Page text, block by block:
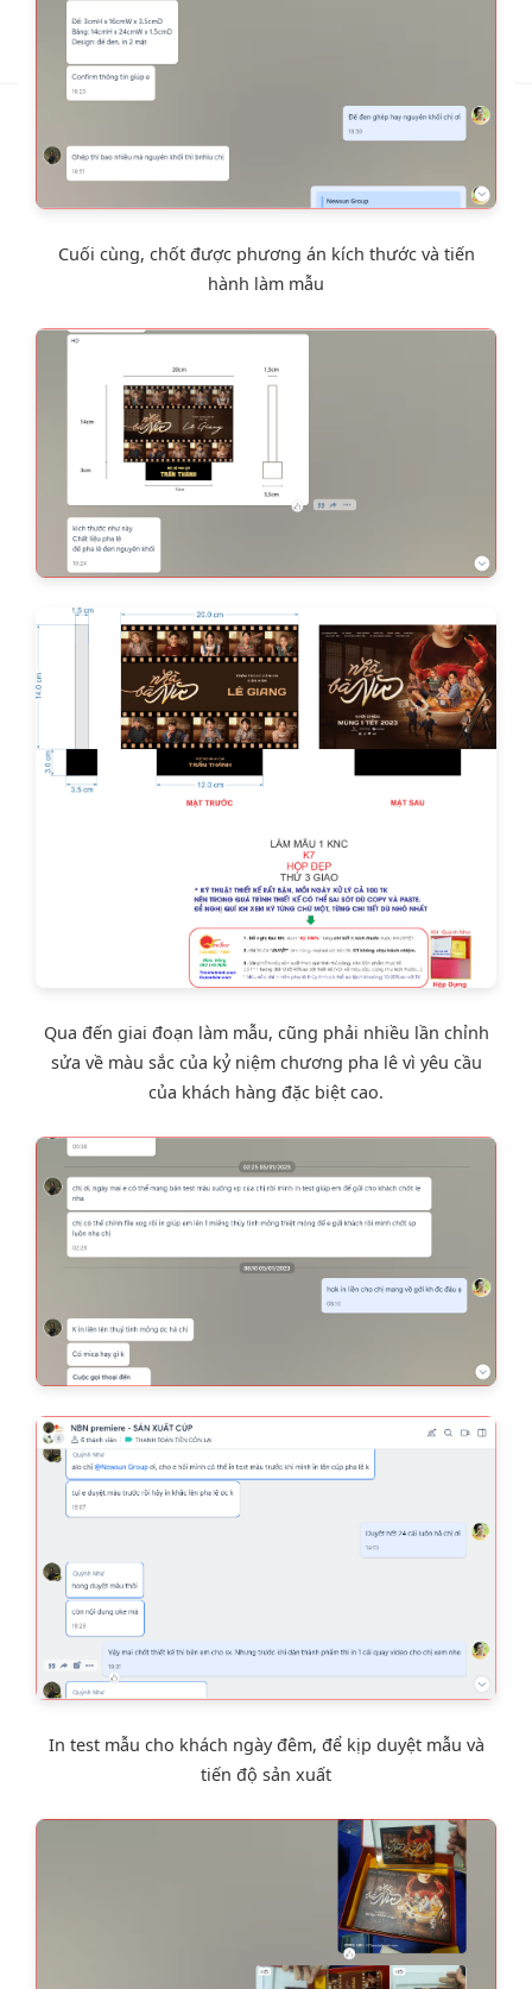
Cuối cùng, chốt được phương án kích thước và tiến
hành làm mẫu
Qua đến giai đoạn làm mẫu, cũng phải nhiều lần chỉnh
sửa về màu sắc của kỷ niệm chương pha lêvì yêu cầu
của khách hàng đặc biệt cao.
In test mẫu cho khách ngày đêm, để kịp duyệt mẫu và
tiến độ sản xuất